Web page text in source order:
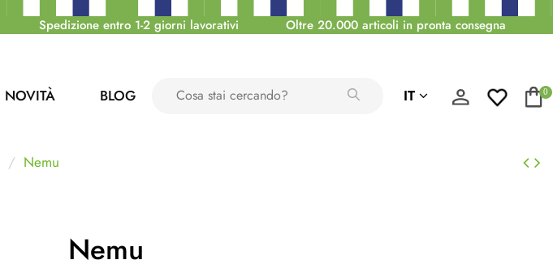
Spedizione entro 1-2 giorni lavorativi Oltre 20.000 articoli in pronta consegna
NOVITÀ BLOG IT 0
Nemu
Nemu